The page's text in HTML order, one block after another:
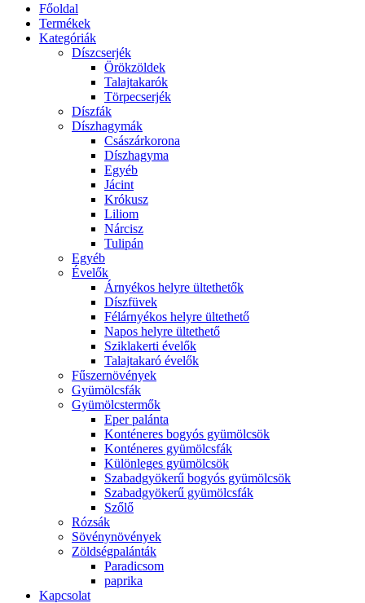
Főoldal
Termékek
Kategóriák
Díszcserjék
Örökzöldek
Talajtakarók
Törpecserjék
Díszfák
Díszhagymák
Császárkorona
Díszhagyma
Egyéb
Jácint
Krókusz
Liliom
Nárcisz
Tulipán
Egyéb
Évelők
Árnyékos helyre ültethetők
Díszfüvek
Félárnyékos helyre ültethető
Napos helyre ültethető
Sziklakerti évelők
Talajtakaró évelők
Fűszernövények
Gyümölcsfák
Gyümölcstermők
Eper palánta
Konténeres bogyós gyümölcsök
Konténeres gyümölcsfák
Különleges gyümölcsök
Szabadgyökerű bogyós gyümölcsök
Szabadgyökerű gyümölcsfák
Szőlő
Rózsák
Sövénynövények
Zöldségpalánták
Paradicsom
paprika
Kapcsolat